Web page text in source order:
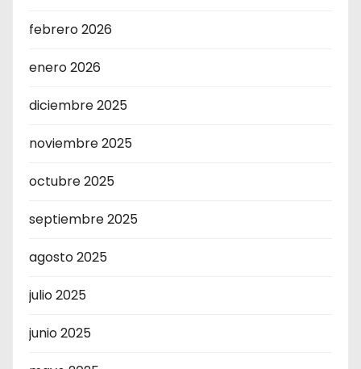
febrero 2026
enero 2026
diciembre 2025
noviembre 2025
octubre 2025
septiembre 2025
agosto 2025
julio 2025
junio 2025